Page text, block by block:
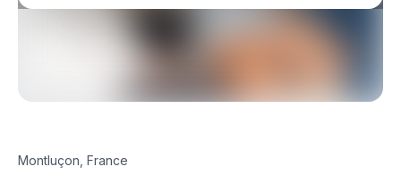
Montluçon, France